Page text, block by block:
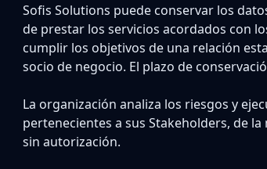
Sofis Solutions puede conservar los
de prestar los servicios acordados con
cumplir los objetivos de una relación
socio de negocio. El plazo de
La organización analiza los riesgos y
pertenecientes a sus Stakeholders, de
sin autorización.